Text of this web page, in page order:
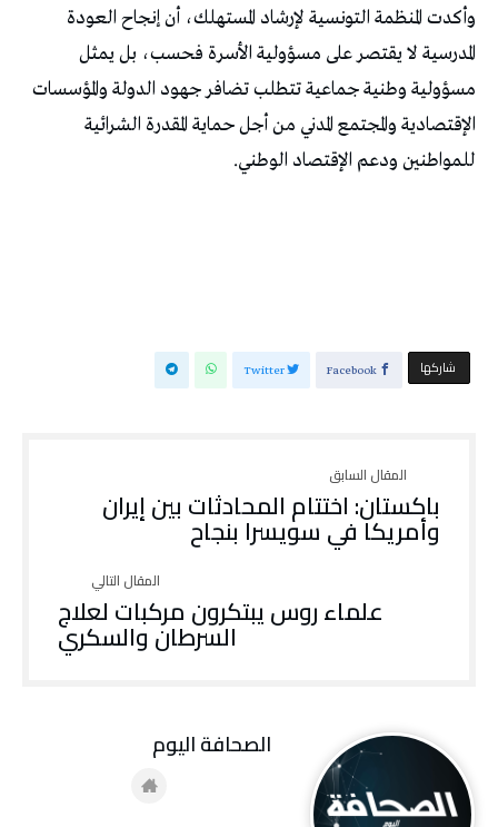
وأكدت المنظمة التونسية لإرشاد المستهلك، أن إنجاح العودة
المدرسية لا يقتصر على مسؤولية الأسرة فحسب، بل يمثل
مسؤولية وطنية جماعية تتطلب تضافر جهود الدولة والمؤسسات
الإقتصادية والمجتمع المدني من أجل حماية المقدرة الشرائية
للمواطنين ودعم الإقتصاد الوطني.
‫‫ شاركها‬ Facebook
Twitter
باكستان: اختتام المحادثات بين إيران
وأمريكا في سويسرا بنجاح
علماء روس يبتكرون مركبات لعلاج
السرطان والسكري